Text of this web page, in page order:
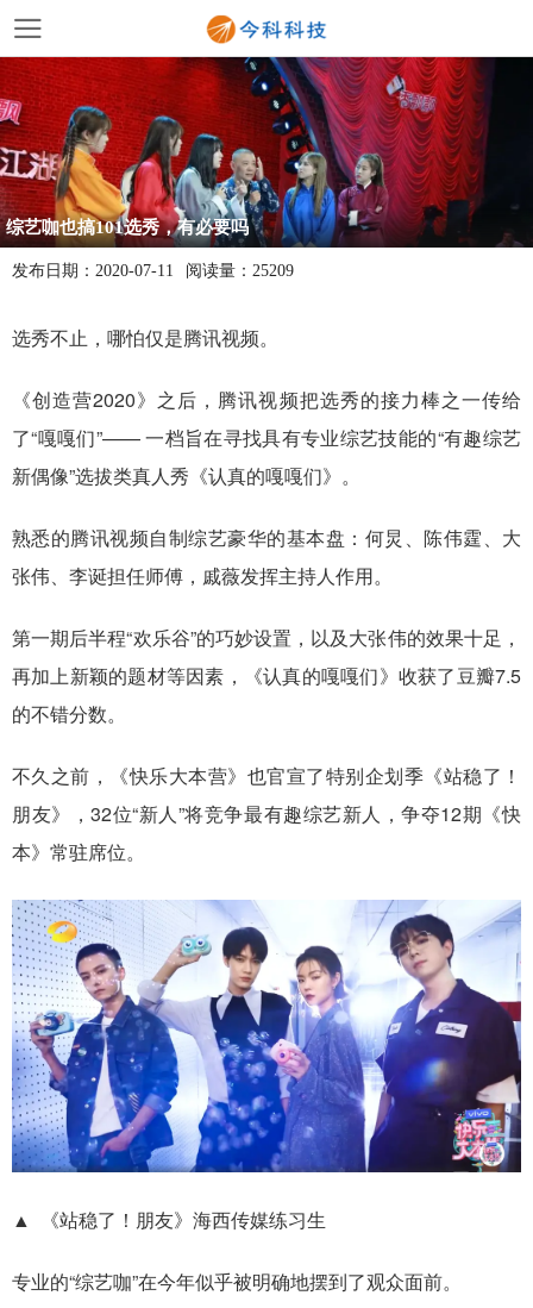
综艺咖也搞101选秀，有必要吗
发布日期： 2020-07-11 阅读量： 25209
选秀不止，哪怕仅是腾讯视频。
《创造营2020》之后，腾讯视频把选秀的接力棒之一传给
了“嘎嘎们”—— 一档旨在寻找具有专业综艺技能的“有趣综艺
新偶像”选拔类真人秀《认真的嘎嘎们》。
熟悉的腾讯视频自制综艺豪华的基本盘：何炅、陈伟霆、大
张伟、李诞担任师傅，戚薇发挥主持人作用。
第一期后半程“欢乐谷”的巧妙设置，以及大张伟的效果十足，
再加上新颖的题材等因素，《认真的嘎嘎们》收获了豆瓣7.5
的不错分数。
不久之前，《快乐大本营》也官宣了特别企划季《站稳了！
朋友》，32位“新人”将竞争最有趣综艺新人，争夺12期《快
本》常驻席位。
▲ 《站稳了！朋友》海西传媒练习生
专业的“综艺咖”在今年似乎被明确地摆到了观众面前。